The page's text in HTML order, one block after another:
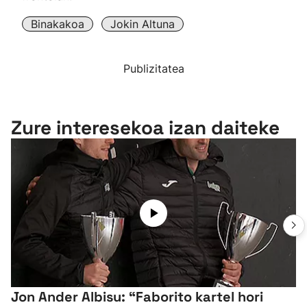
Binakakoa Jokin Altuna
Publizitatea
Zure interesekoa izan daiteke
Jon Ander Albisu: “Faborito kartel hori